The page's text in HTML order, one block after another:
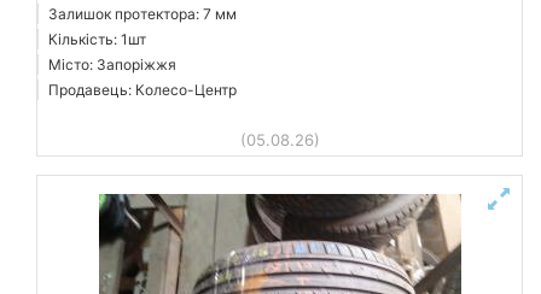
Залишок протектора: 7 мм
Кількість: 1шт
Місто: Запоріжжя
Продавець: Колесо-Центр
(05.08.26)